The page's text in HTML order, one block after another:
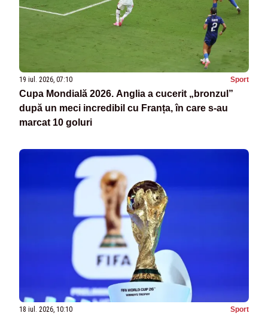
19 iul. 2026, 07:10 Sport
Cupa Mondială 2026. Anglia a cucerit „bronzul”
după un meci incredibil cu Franța, în care s-au
marcat 10 goluri
18 iul. 2026, 10:10 Sport